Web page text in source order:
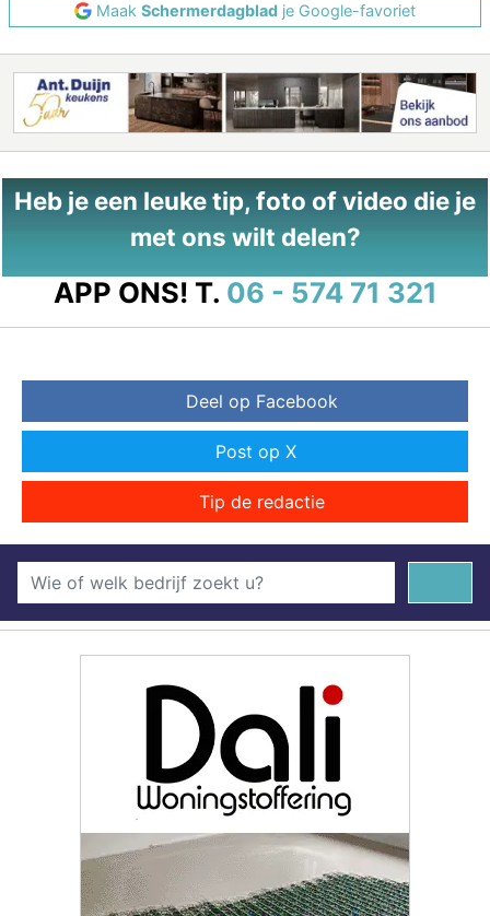
Maak Schermerdagblad je Google-favoriet
Heb je een leuke tip, foto of video die je
met ons wilt delen?
APP ONS! T. 06 - 574 71 321
Deel op Facebook
Post op X
Tip de redactie